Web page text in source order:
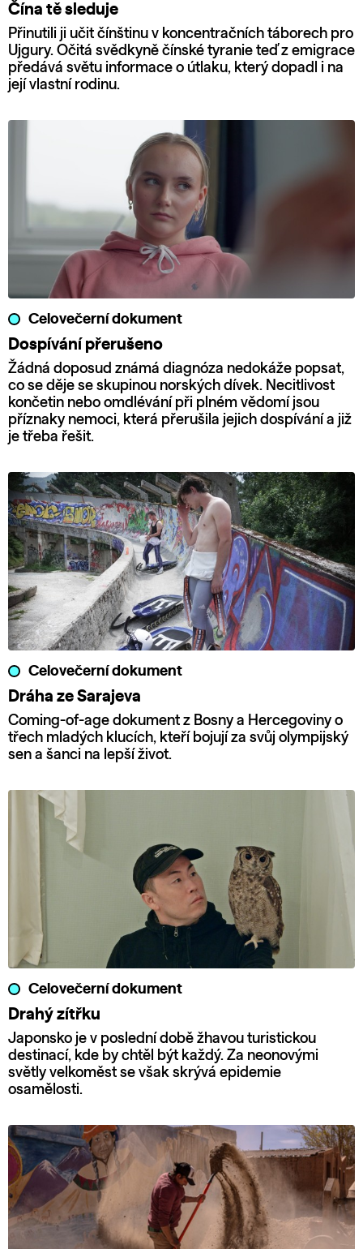
Čína tě sleduje
Přinutili ji učit čínštinu v koncentračních táborech pro
Ujgury. Očitá svědkyně čínské tyranie teď z emigrace
předává světu informace o útlaku, který dopadl i na
její vlastní rodinu.
Celovečerní dokument
Dospívání přerušeno
Žádná doposud známá diagnóza nedokáže popsat,
co se děje se skupinou norských dívek. Necitlivost
končetin nebo omdlévání při plném vědomí jsou
příznaky nemoci, která přerušila jejich dospívání a již
je třeba řešit.
Celovečerní dokument
Dráha ze Sarajeva
Coming-of-age dokument z Bosny a Hercegoviny o
třech mladých klucích, kteří bojují za svůj olympijský
sen a šanci na lepší život.
Celovečerní dokument
Drahý zítřku
Japonsko je v poslední době žhavou turistickou
destinací, kde by chtěl být každý. Za neonovými
světly velkoměst se však skrývá epidemie
osamělosti.